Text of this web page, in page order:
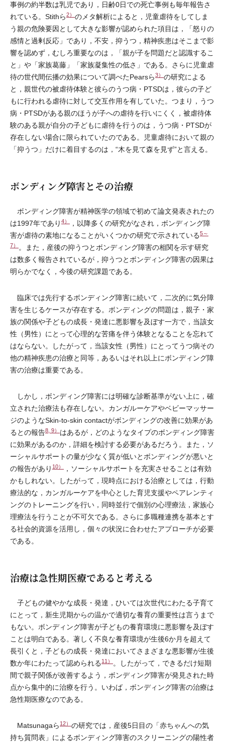
事例の約半数は乳児であり，日齢0日での死亡事例も毎年報告さ
れている。Stithら2） のメタ解析によると，児童虐待をしてしま
う親の危険要因として大きな影響が認められた項目は，「怒りの
感情と過剰反応」であり，不安，抑うつ，精神疾患はそこまで影
響を認めず，むしろ重要なのは，「親が子を問題だと認識するこ
と」や「家族葛藤」「家族凝集性の低さ」である。さらに児童虐
待の世代間伝播の効果について調べたPearsら3） の研究による
と，親世代の被虐待体験と彼らのうつ病・PTSDは，彼らの子ど
もに行われる虐待に対して交互作用を有していた。つまり，うつ
病・PTSDがある親のほうが子への虐待を行いにくく，被虐待体
験のある親が自分の子どもに虐待を行うのは，うつ病・PTSDが
存在しない場合に限られていたのである。児童虐待において親の
「抑うつ」だけに着目するのは，“木を見て森を見ず”と言える。
ボンディング障害とその治療
ボンディング障害が精神医学の領域で初めて論文発表されたの
は1997年であり 4）
，以降多くの研究がなされ，ボンディング障
害が虐待の素地になることがいくつかの研究で示されている5～
7）
。また，産後の抑うつとボンディング障害の相関を示す研究
は数多く報告されているが，抑うつとボンディング障害の因果は
明らかでなく，今後の研究課題である。
臨床では先行するボンディング障害に続いて，二次的に気分障
害を生じるケースが存在する。ボンディングの問題は，親子・家
族の関係や子どもの成長・発達に悪影響を及ぼす一方で，当該女
性（男性）にとって心理的な苦痛を伴う体験となることを忘れて
はならない。したがって，当該女性（男性）にとってうつ病その
他の精神疾患の治療と同等，あるいはそれ以上にボンディング障
害の治療は重要である。
しかし，ボンディング障害には明確な診断基準がない上に，確
立された治療法も存在しない。カンガルーケアやベビーマッサー
ジのようなSkin-to-skin contactがボンディングの改善に効果があ
るとの報告8, 9） はあるが，どのようなタイプのボンディング障害
に効果があるのか，詳細を検討する必要があるだろう。また，ソ
ーシャルサポートの量が少なく質が低いとボンディングが悪いと
の報告があり 10）
，ソーシャルサポートを充実させることは有効
かもしれない。したがって，現時点における治療としては，行動
療法的な，カンガルーケアを中心とした育児支援やペアレンティ
ングのトレーニングを行い，同時並行で個別の心理療法，家族心
理療法を行うことが不可欠である。さらに多職種連携を基本とす
る社会的資源を活用し，個々の状況に合わせたアプローチが必要
である。
治療は急性期医療であると考える
子どもの健やかな成長・発達，ひいては次世代にわたる子育て
にとって，新生児期からの温かで適切な養育の重要性は言うまで
もない。ボンディング障害が子どもの養育環境に悪影響を及ぼす
ことは明白である。著しく不良な養育環境が生後6か月を超えて
長引くと，子どもの成長・発達においてさまざまな悪影響が生後
数か年にわたって認められる 11）
。したがって，できるだけ短期
間で親子関係が改善するよう，ボンディング障害が発見された時
点から集中的に治療を行う。いわば，ボンディング障害の治療は
急性期医療なのである。
Matsunagaら 12） の研究では，産後5日目の「赤ちゃんへの気
持ち質問表」によるボンディング障害のスクリーニングの陽性者